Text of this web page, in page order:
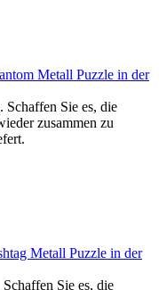
Metall Puzzle in der
Sie es, die
zusammen zu
Metall Puzzle in der
Sie es, die